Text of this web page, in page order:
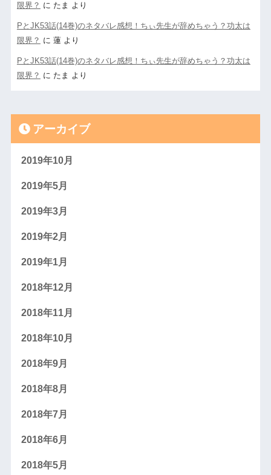
限界？ に たま より
PとJK53話(14巻)のネタバレ感想！ちぃ先生が辞めちゃう？功太は
限界？ に 蓮より
PとJK53話(14巻)のネタバレ感想！ちぃ先生が辞めちゃう？功太は
限界？ に たま より
アーカイブ
2019年10月
2019年5月
2019年3月
2019年2月
2019年1月
2018年12月
2018年11月
2018年10月
2018年9月
2018年8月
2018年7月
2018年6月
2018年5月